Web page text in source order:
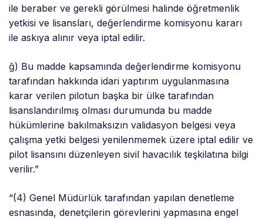
ile beraber ve gerekli görülmesi halinde öğretmenlik
yetkisi ve lisansları, değerlendirme komisyonu kararı
ile askıya alınır veya iptal edilir.
ğ) Bu madde kapsamında değerlendirme komisyonu
tarafından hakkında idari yaptırım uygulanmasına
karar verilen pilotun başka bir ülke tarafından
lisanslandırılmış olması durumunda bu madde
hükümlerine bakılmaksızınvalidasyon belgesi veya
çalışma yetki belgesi yenilenmemek üzere iptal edilir ve
pilot lisansını düzenleyen sivil havacılık teşkilatına bilgi
verilir.”
“(4) Genel Müdürlük tarafından yapılan denetleme
esnasında, denetçilerin görevlerini yapmasına engel